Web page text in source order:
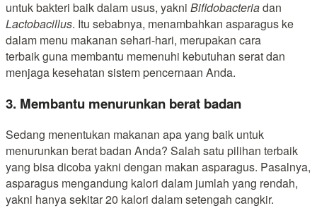
untuk bakteri baik dalam usus, yakni Bifidobacteriadan
Lactobacillus. Itu sebabnya, menambahkan asparagus ke
dalam menu makanan sehari-hari, merupakan cara
terbaik guna membantu memenuhi kebutuhan serat dan
menjaga kesehatan sistem pencernaan Anda.
3. Membantu menurunkan berat badan
Sedang menentukan makanan apa yang baik untuk
menurunkan berat badan Anda? Salah satu pilihan terbaik
yang bisa dicoba yakni dengan makan asparagus. Pasalnya,
asparagus mengandung kalori dalam jumlah yang rendah,
yakni hanya sekitar 20 kalori dalam setengah cangkir.